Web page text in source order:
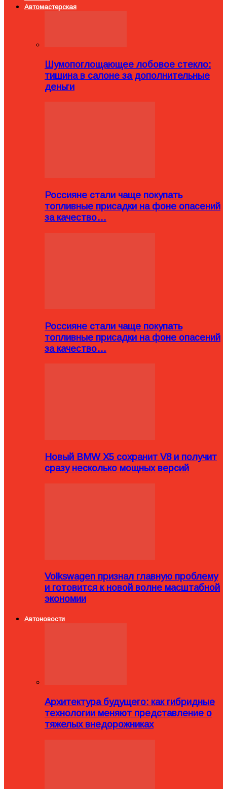
Автомастерская
Шумопоглощающее лобовое стекло:
тишина в салоне за дополнительные
деньги
Россияне стали чаще покупать
топливные присадки на фоне опасений
за качество…
Россияне стали чаще покупать
топливные присадки на фоне опасений
за качество…
Новый BMW X5 сохранит V8 и получит
сразу несколько мощных версий
Volkswagen признал главную проблему
и готовится к новой волне масштабной
экономии
Автоновости
Архитектура будущего: как гибридные
технологии меняют представление о
тяжелых внедорожниках